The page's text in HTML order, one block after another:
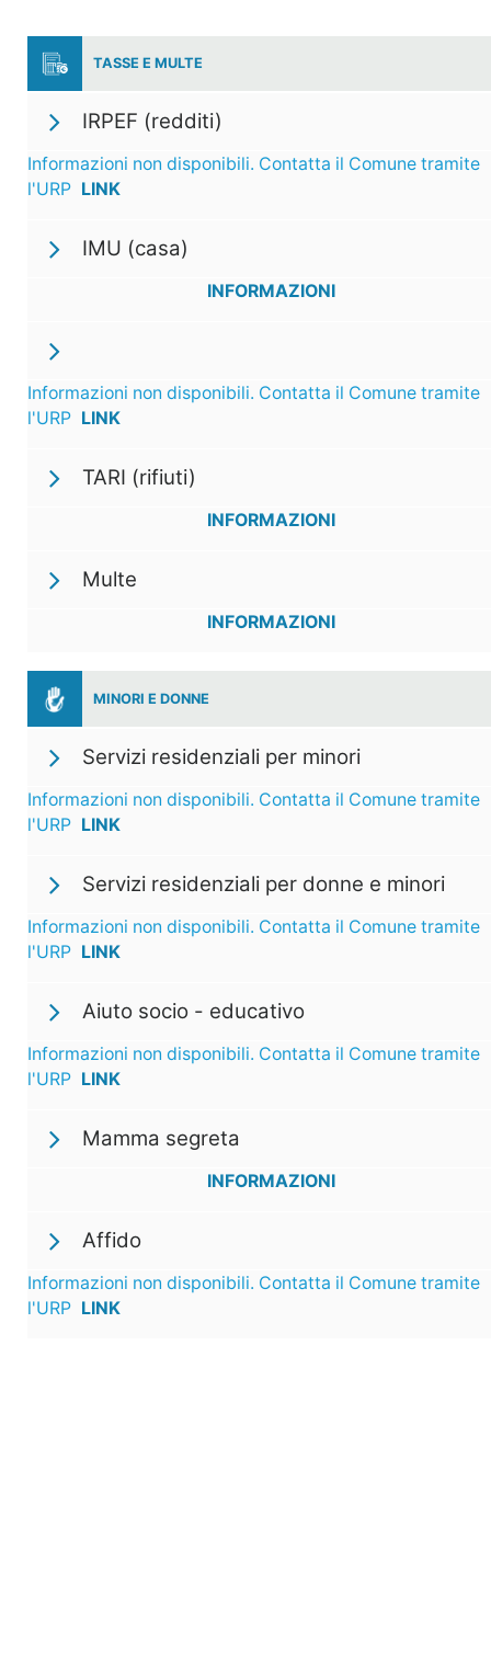
TASSE E MULTE
IRPEF (redditi)
Informazioni non disponibili. Contatta il Comune tramite
l'URP LINK
IMU (casa)
INFORMAZIONI
Informazioni non disponibili. Contatta il Comune tramite
l'URP LINK
TARI (rifiuti)
INFORMAZIONI
Multe
INFORMAZIONI
MINORI E DONNE
Servizi residenziali per minori
Informazioni non disponibili. Contatta il Comune tramite
l'URP LINK
Servizi residenziali per donne e minori
Informazioni non disponibili. Contatta il Comune tramite
l'URP LINK
Aiuto socio - educativo
Informazioni non disponibili. Contatta il Comune tramite
l'URP LINK
Mamma segreta
INFORMAZIONI
Affido
Informazioni non disponibili. Contatta il Comune tramite
l'URP LINK